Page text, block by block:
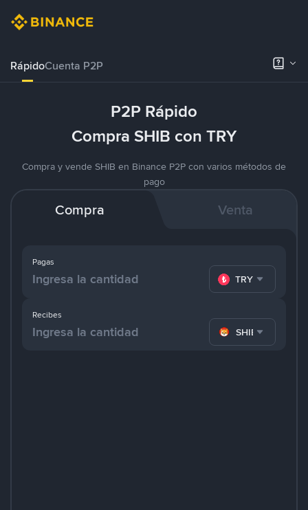
RápidoCuenta P2P
P2P Rápido
Compra SHIB con TRY
Compra y vende SHIB en Binance P2P con varios métodos de
pago
Compra Venta
Pagas
TRY
Recibes
SHIB